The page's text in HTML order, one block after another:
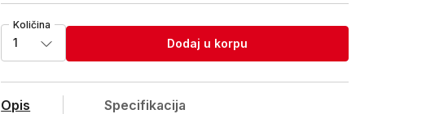
Količina
1 Dodaj u korpu
Opis Specifikacija